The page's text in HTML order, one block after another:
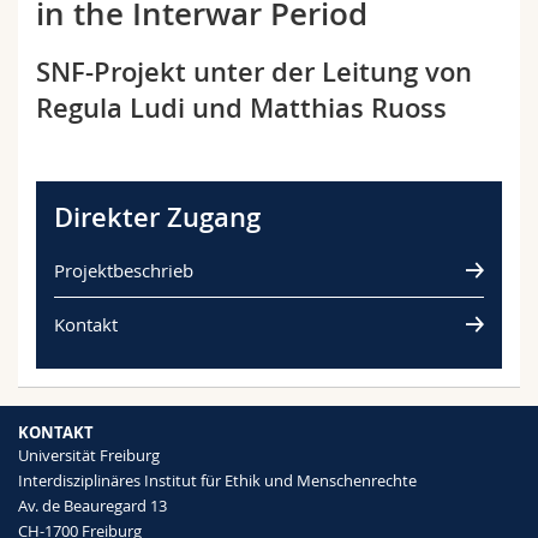
Math.-Nat. und Med. Fak.
Interfakultär
Mitarbeitende
Doktorierende
Webmail
Vorlesungsverzeichnis
in the Interwar Period
SNF-Projekt unter der Leitung von
Regula Ludi und Matthias Ruoss
Direkter Zugang
Projektbeschrieb
Kontakt
KONTAKT
Universität Freiburg
Interdisziplinäres Institut für Ethik und Menschenrechte
Av. de Beauregard 13
CH-1700 Freiburg